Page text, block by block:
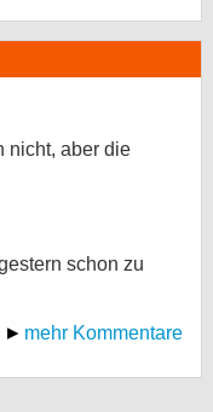
nicht, aber die
schon zu
mehr Kommentare